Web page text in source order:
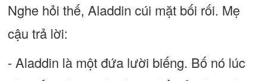
Nghe hỏi thế, Aladdin cúi mặt bối rối. Mẹ
cậu trả lời:
- Aladdin là một đứa lười biếng. Bố nó lúc